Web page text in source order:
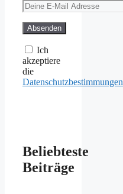
Ich
akzeptiere
die
Datenschutzbestimmungen
Beliebteste
Beiträge